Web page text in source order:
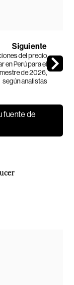
Siguiente
del precio
en Perú para el
de 2026,
según analistas
fuente de